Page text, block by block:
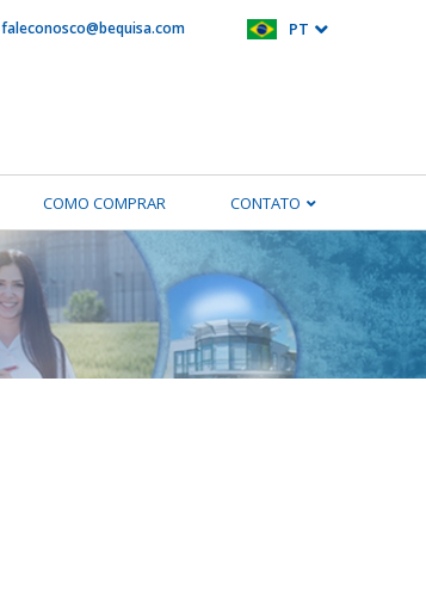
faleconosco@bequisa.com PT
COMO COMPRAR CONTATO